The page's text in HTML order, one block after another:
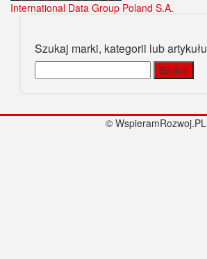
International Data Group Poland S.A.
Szukaj marki, kategorii lub artykułu
© WspieramRozwoj.PL